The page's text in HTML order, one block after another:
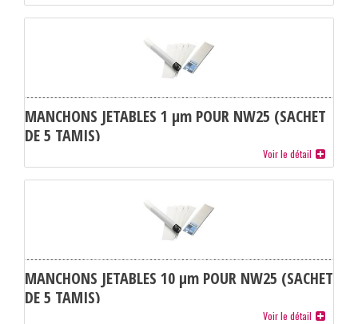
MANCHONS JETABLES 1 µm POUR NW25 (SACHET
DE 5 TAMIS)
Voir le détail
MANCHONS JETABLES 10 µm POUR NW25 (SACHET
DE 5 TAMIS)
Voir le détail